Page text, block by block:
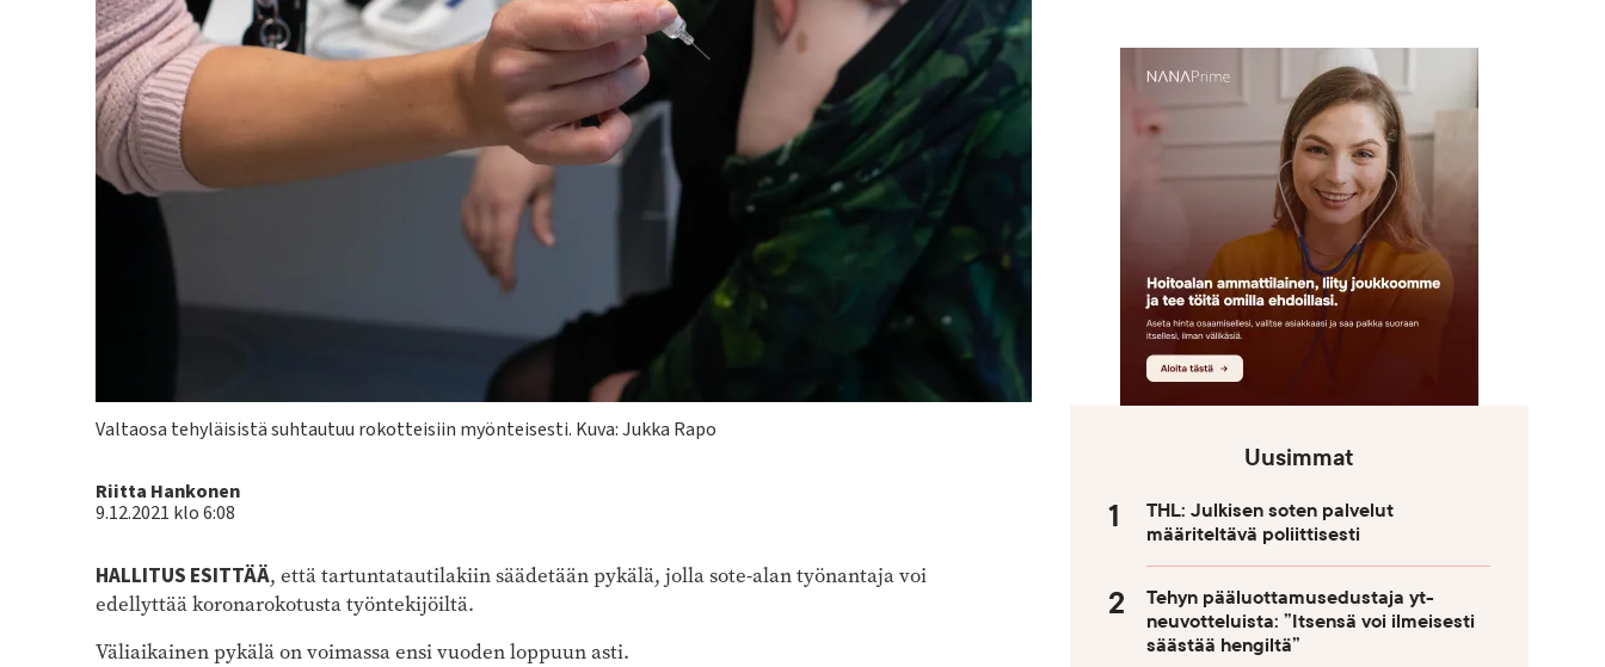
Kuvateksti
Valtaosa tehyläisistä suhtautuu rokotteisiin myönteisesti. Kuva: Jukka Rapo
Kirjoittaja
Riitta Hankonen
9.12.2021 klo 6:08
HALLITUS ESITTÄÄ, että tartuntatautilakiin säädetään pykälä, jolla sote-alan työnantaja voi
edellyttää koronarokotusta työntekijöiltä.
Väliaikainen pykälä on voimassa ensi vuoden loppuun asti.
Uusimmat
THL: Julkisen soten palvelut
määriteltävä poliittisesti
Tehyn pääluottamusedustaja yt-
neuvotteluista: ”Itsensä voi ilmeisesti
säästää hengiltä”